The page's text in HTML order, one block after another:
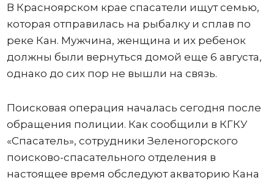
В Красноярском крае спасатели ищут семью,
которая отправилась на рыбалку и сплав по
реке Кан. Мужчина, женщина и их ребенок
должны были вернуться домой еще 6 августа,
однако до сих пор не вышли на связь.
Поисковая операция началась сегодня после
обращения полиции. Как сообщили в КГКУ
«Спасатель», сотрудники Зеленогорского
поисково-спасательного отделения в
настоящее время обследуют акваторию Кана